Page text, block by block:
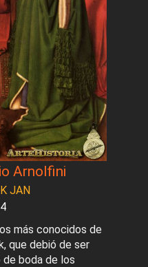
Arnolfini
JAN
más conocidos de
que debió de ser
boda de los